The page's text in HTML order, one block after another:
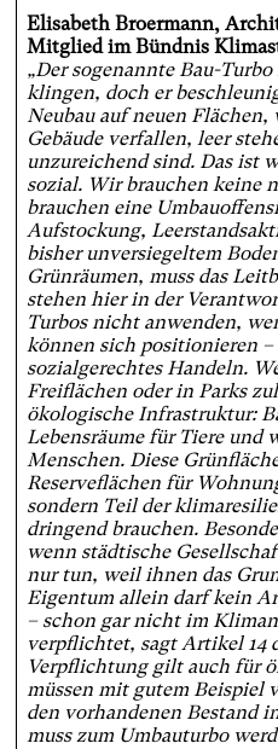
Elisabeth Broermann,
Mitglied im Bündnis
„Der sogenannte Bau-
klingen, doch er
Neubau auf neuen Flächen,
Gebäude verfallen, leer
unzureichend sind. Das ist
sozial. Wir brauchen keine
brauchen eine
Aufstockung,
bisher unversiegeltem
Grünräumen, muss das
stehen hier in der
Turbos nicht anwenden,
können sich positionieren
sozialgerechtes Handeln.
Freiflächen oder in Parks
ökologische Infrastruktur:
Lebensräume für Tiere und
Menschen. Diese
Reserveflächen für
sondern Teil der
dringend brauchen.
wenn städtische
nur tun, weil ihnen das
Eigentum allein darf kein
– schon gar nicht im
verpflichtet, sagt Artikel 14
Verpflichtung gilt auch für
müssen mit gutem Beispiel
den vorhandenen Bestand
muss zum Umbauturbo